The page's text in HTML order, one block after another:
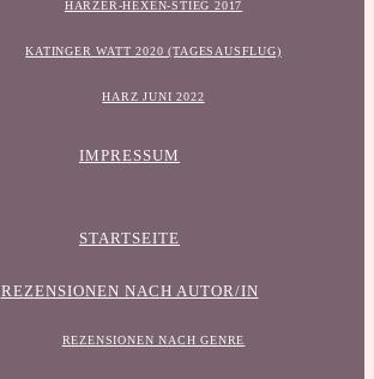
HARZER-HEXEN-STIEG 2017
KATINGER WATT 2020 (TAGESAUSFLUG)
HARZ JUNI 2022
IMPRESSUM
STARTSEITE
REZENSIONEN NACH AUTOR/IN
REZENSIONEN NACH GENRE